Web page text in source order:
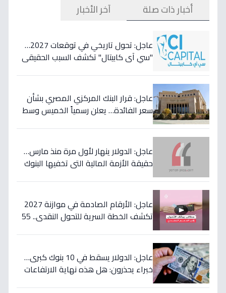
أخبار ذات صلة آخر الأخبار
عاجل: تحول تاريخي في توقعات 2027…
"سي آي كابيتال" تكشف السبب الحقيقي
عاجل: قرار البنك المركزي المصري بشأن
سعر الفائدة… يعلن رسمياً الخميس وسط
عاجل: الدولار ينهار لأول مرة منذ مارس…
حقيقة الأزمة المالية التي تخفيها البنوك
عاجل: الأرقام الصادمة في موازنة 2027
تكشف الخطة السرية للتحول النقدي.. 55
عاجل: الدولار يسقط في 10 بنوك كبرى…
خبراء يحذرون: هل هذه نهاية الارتفاعات